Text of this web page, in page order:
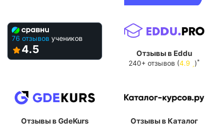
4.5
76 отзывов учеников
Отзывы в Eddu
240+ отзывов (4.9 )*
Отзывы в GdeKurs
Отзывы в Каталог